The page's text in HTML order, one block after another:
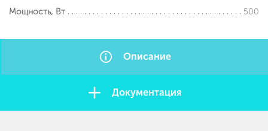
Мощность, Вт
500
Описание
Документация